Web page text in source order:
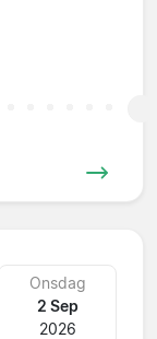
Onsdag
2 Sep
2026